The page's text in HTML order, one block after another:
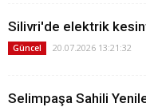
Silivri'de elektrik
Güncel 20.07.2026 13:21:32
Selimpaşa Sahili